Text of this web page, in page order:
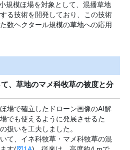
規模ほ場を対象として、混播草地
る技術を開発しており、この技術
数ヘクタール規模の草地への応用
、草地のマメ科牧草の被度と分
場で確立したドローン画像のAI解
でも使えるように発展させるた
扱いを工夫しました。
て、イネ科牧草・マメ科牧草の混